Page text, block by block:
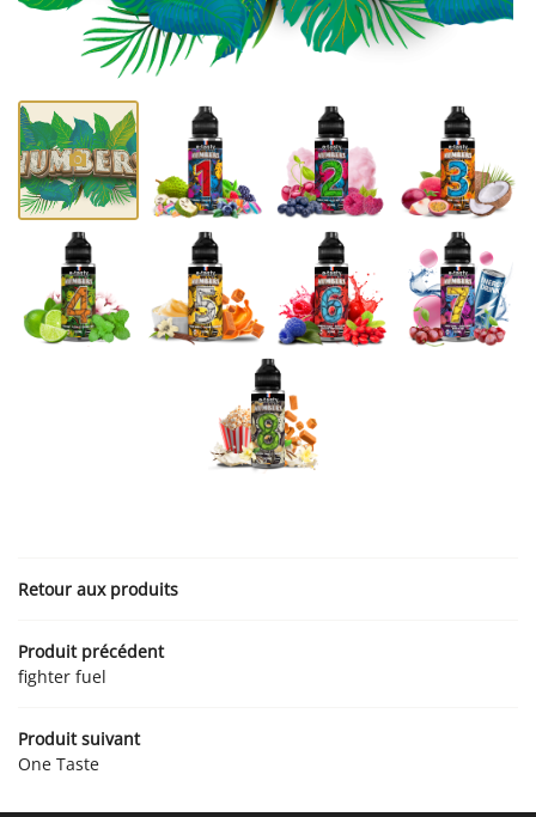
ACCUEIL
CBD
VAPE
PRODUITS CBD
Une question ?
02 34 44 58 93
Retour aux produits
Produit précédent
fighter fuel
Produit suivant
One Taste